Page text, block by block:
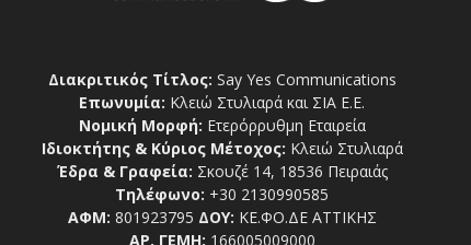
Διακριτικός Τίτλος: Say Yes Communications
Επωνυμία: Κλειώ Στυλιαρά και ΣΙΑ Ε.Ε.
Νομική Μορφή: Ετερόρρυθμη Εταιρεία
Ιδιοκτήτης & Κύριος Μέτοχος: Κλειώ Στυλιαρά
Έδρα & Γραφεία: Σκουζέ 14, 18536 Πειραιάς
Τηλέφωνο: +30 2130990585
ΑΦΜ: 801923795 ΔΟΥ: ΚΕ.ΦΟ.ΔΕ ΑΤΤΙΚΗΣ
ΑΡ. ΓΕΜΗ: 166005009000